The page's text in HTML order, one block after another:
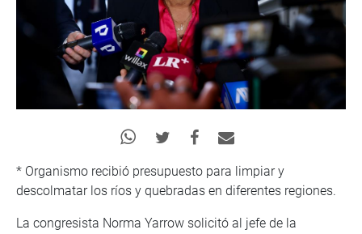
* Organismo recibió presupuesto para limpiar y
descolmatar los ríos y quebradas en diferentes regiones.
La congresista Norma Yarrow solicitó al jefe de la